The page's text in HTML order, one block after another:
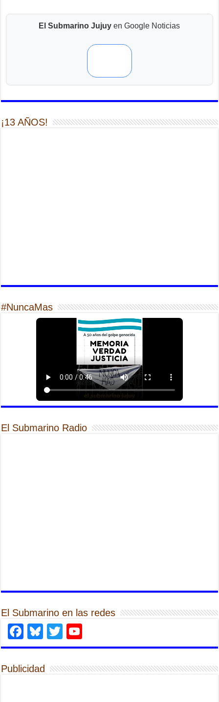
El Submarino Jujuy en Google Noticias
¡13 AÑOS!
#NuncaMas
El Submarino Radio
El Submarino en las redes
Facebook
Bluesky
Twitter
Publicidad